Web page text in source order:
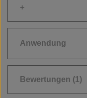
Anwendung
Bewertungen (1)